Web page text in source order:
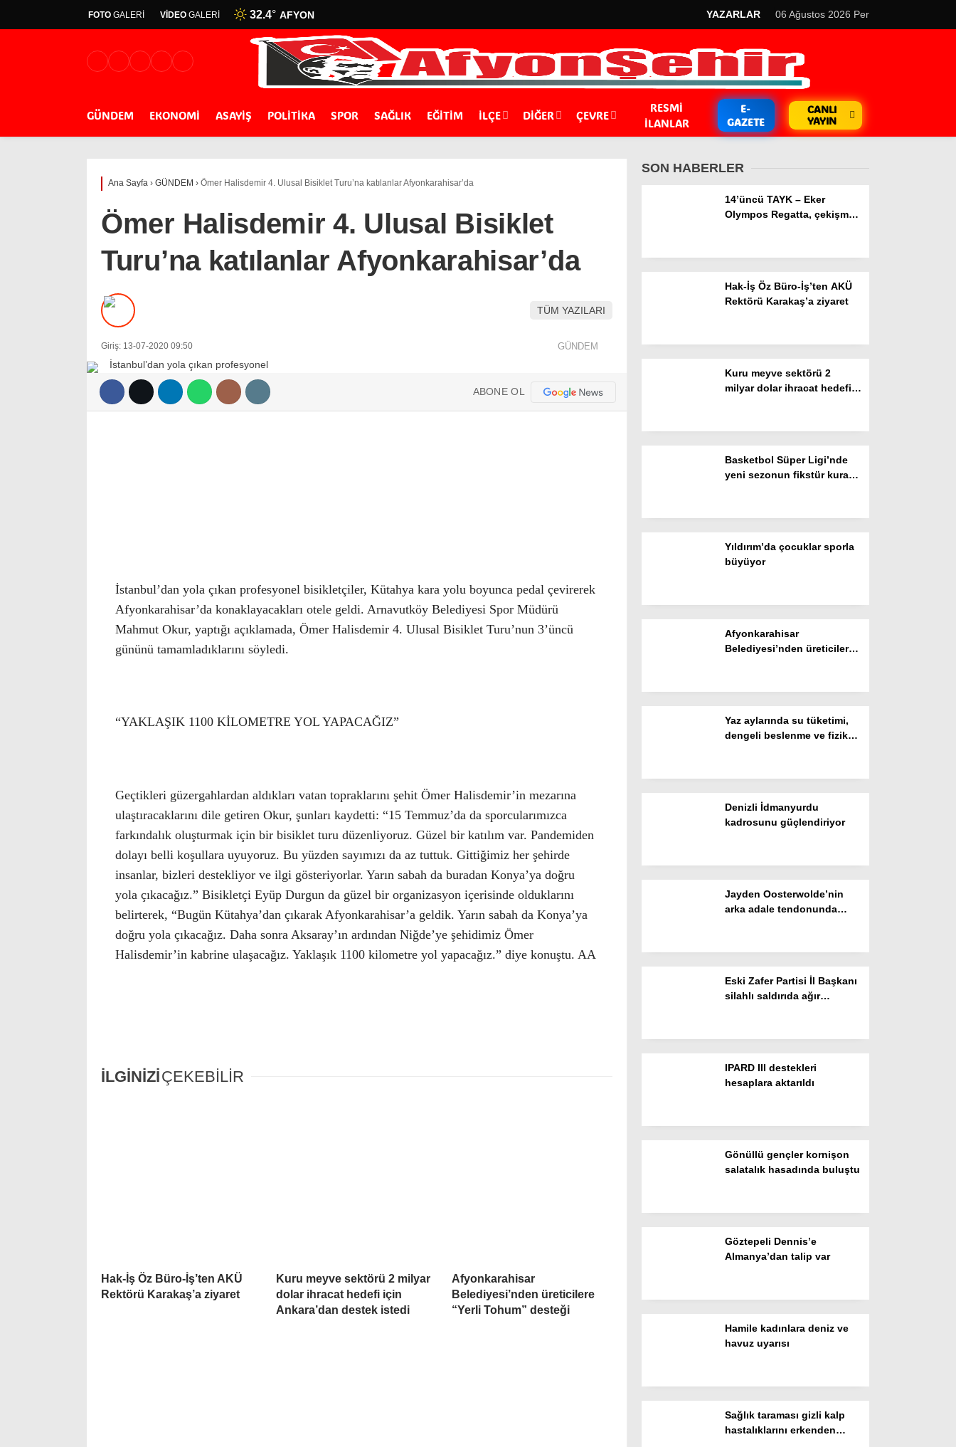
EKONOMİ
Namaz Vakitleri
Nöbetçi Eczaneler
SPOR
Magazin
Hava Durumu
Künye
Teknoloji
Instagram
FOTO GALERİ VİDEO GALERİ 32.4° AFYON YAZARLAR 06 Ağustos 2026 Per
GÜNDEM EKONOMİ ASAYİŞ POLİTİKA SPOR SAĞLIK EĞİTİM İLÇE DIĞER ÇEVRE
RESMI
İLANLAR
E-
GAZETE
CANLI
YAYIN
Ana Sayfa › GÜNDEM › Ömer Halisdemir 4. Ulusal Bisiklet Turu’na katılanlar Afyonkarahisar’da
Ömer Halisdemir 4. Ulusal Bisiklet
Turu’na katılanlar Afyonkarahisar’da
TÜM YAZILARI
Giriş: 13-07-2020 09:50 GÜNDEM
ABONE OL
İstanbul’dan yola çıkan profesyonel bisikletçiler, Kütahya kara yolu boyunca pedal çevirerek
Afyonkarahisar’da konaklayacakları otele geldi. Arnavutköy Belediyesi Spor Müdürü
Mahmut Okur, yaptığı açıklamada, Ömer Halisdemir 4. Ulusal Bisiklet Turu’nun 3’üncü
gününü tamamladıklarını söyledi.
“YAKLAŞIK 1100 KİLOMETRE YOL YAPACAĞIZ”
Geçtikleri güzergahlardan aldıkları vatan topraklarını şehit Ömer Halisdemir’in mezarına
ulaştıracaklarını dile getiren Okur, şunları kaydetti: “15 Temmuz’da da sporcularımızca
farkındalık oluşturmak için bir bisiklet turu düzenliyoruz. Güzel bir katılım var. Pandemiden
dolayı belli koşullara uyuyoruz. Bu yüzden sayımızı da az tuttuk. Gittiğimiz her şehirde
insanlar, bizleri destekliyor ve ilgi gösteriyorlar. Yarın sabah da buradan Konya’ya doğru
yola çıkacağız.” Bisikletçi Eyüp Durgun da güzel bir organizasyon içerisinde olduklarını
belirterek, “Bugün Kütahya’dan çıkarak Afyonkarahisar’a geldik. Yarın sabah da Konya’ya
doğru yola çıkacağız. Daha sonra Aksaray’ın ardından Niğde’ye şehidimiz Ömer
Halisdemir’in kabrine ulaşacağız. Yaklaşık 1100 kilometre yol yapacağız.” diye konuştu. AA
İLGİNİZİÇEKEBİLİR
Hak-İş Öz Büro-İş’ten AKÜ
Rektörü Karakaş’a ziyaret
Kuru meyve sektörü 2 milyar
dolar ihracat hedefi için
Ankara’dan destek istedi
Afyonkarahisar
Belediyesi’nden üreticilere
“Yerli Tohum” desteği
SON HABERLER
14’üncü TAYK – Eker
Olympos Regatta, çekişmeli
Hak-İş Öz Büro-İş’ten AKÜ
Rektörü Karakaş’a ziyaret
Kuru meyve sektörü 2
milyar dolar ihracat hedefi
Basketbol Süper Ligi’nde
yeni sezonun fikstür kura
Yıldırım’da çocuklar sporla
büyüyor
Afyonkarahisar
Belediyesi’nden üreticilere
Yaz aylarında su tüketimi,
dengeli beslenme ve fiziksel
Denizli İdmanyurdu
kadrosunu güçlendiriyor
Jayden Oosterwolde’nin
arka adale tendonunda
Eski Zafer Partisi İl Başkanı
silahlı saldırıda ağır
IPARD III destekleri
hesaplara aktarıldı
Gönüllü gençler kornişon
salatalık hasadında buluştu
Göztepeli Dennis’e
Almanya’dan talip var
Hamile kadınlara deniz ve
havuz uyarısı
Sağlık taraması gizli kalp
hastalıklarını erkenden